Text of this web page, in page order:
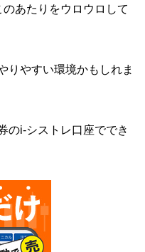
あたりをウロウロして
りやすい環境かもしれま
のi-シストレ口座ででき